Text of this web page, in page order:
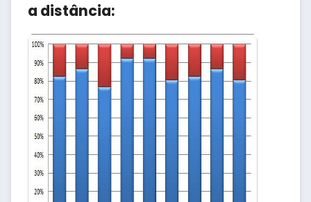
a distância: